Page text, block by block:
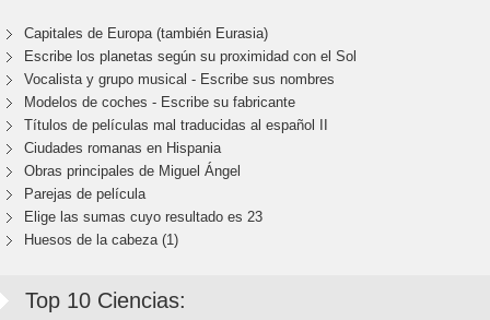
Capitales de Europa (también Eurasia)
Escribe los planetas según su proximidad con el Sol
Vocalista y grupo musical - Escribe sus nombres
Modelos de coches - Escribe su fabricante
Títulos de películas mal traducidas al español II
Ciudades romanas en Hispania
Obras principales de Miguel Ángel
Parejas de película
Elige las sumas cuyo resultado es 23
Huesos de la cabeza (1)
Top 10 Ciencias: